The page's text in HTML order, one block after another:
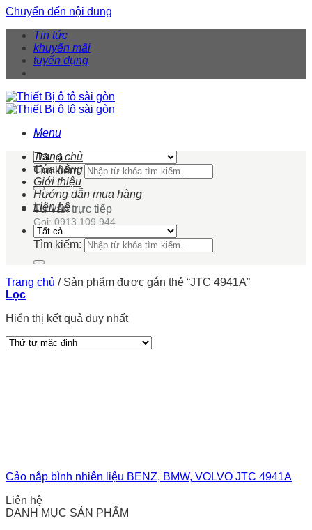
Chuyển đến nội dung
Tin tức
khuyến mãi
tuyển dụng
Menu
Tìm kiếm:
Tư vấn trực tiếp
Gọi: 0913 109 944
Trang chủ
Cửa hàng
Giới thiệu
Hướng dẫn mua hàng
Liên hệ
Tìm kiếm:
Trang chủ /Sản phẩm được gắn thẻ “JTC 4941A”
Lọc
Hiển thị kết quả duy nhất
Cảo nắp bình nhiên liệu BENZ, BMW, VOLVO JTC 4941A
Liên hệ
DANH MỤC SẢN PHẨM